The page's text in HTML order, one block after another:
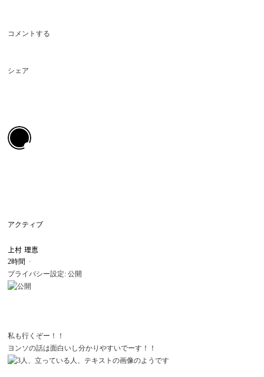
コメントする
シェア
アクティブ
上村 理恵
2時間 ·
プライバシー設定: 公開
私も行くぞー！！
ヨンソの話は面白いし分かりやすいでーす！！